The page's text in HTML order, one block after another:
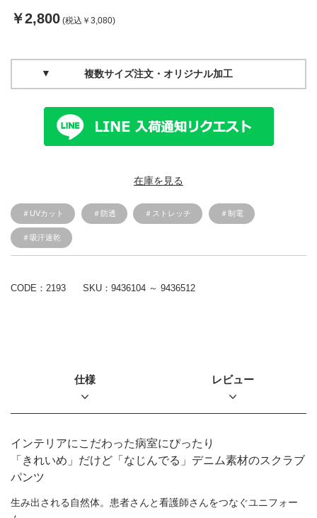
￥2,800 (税込￥3,080)
複数サイズ注文・オリジナル加工
在庫を見る
＃UVカット ＃防透 ＃ストレッチ ＃制電
＃吸汗速乾
CODE：2193 SKU： 9436104 ～ 9436512
仕様 レビュー
インテリアにこだわった病室にぴったり
「きれいめ」だけど「なじんでる」デニム素材のスクラブ
パンツ
生み出される自然体。患者さんと看護師さんをつなぐユニフォー